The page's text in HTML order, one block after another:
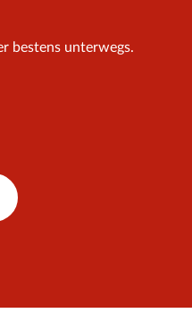
bestens unterwegs.